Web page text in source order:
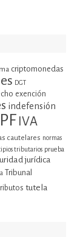
criptomonedas
DGT
exención
indefensión
IVA
cautelares normas
tributarios prueba
jurídica
Tribunal
tutela